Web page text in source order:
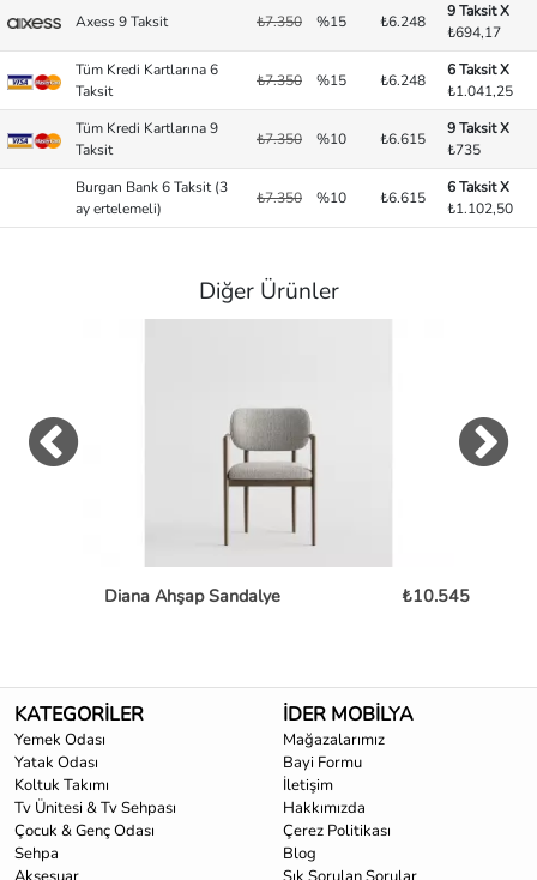
Axess 9 Taksit ₺7.350 %15 ₺6.248
9 Taksit X
₺694,17
Tüm Kredi Kartlarına 6
Taksit
₺7.350 %15 ₺6.248
6 Taksit X
₺1.041,25
Tüm Kredi Kartlarına 9
Taksit
₺7.350 %10 ₺6.615
9 Taksit X
₺735
Burgan Bank 6 Taksit (3
ay ertelemeli)
₺7.350 %10 ₺6.615
6 Taksit X
₺1.102,50
Diğer Ürünler
Diana Ahşap Sandalye ₺10.545
KATEGORİLER
Yemek Odası
Yatak Odası
Koltuk Takımı
Tv Ünitesi & Tv Sehpası
Çocuk & Genç Odası
Sehpa
İDER MOBİLYA
Mağazalarımız
Bayi Formu
İletişim
Hakkımızda
Çerez Politikası
Blog